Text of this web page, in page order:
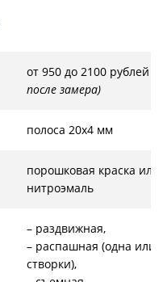
от 950 до 2100 рублей
после замера)
полоса 20х4 мм
порошковая краска или
нитроэмаль
– раздвижная,
– распашная (одна или
створки),